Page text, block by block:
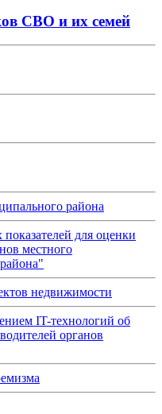
СВО и их семей
района
для оценки
местного
недвижимости
IT-технологий об
органов